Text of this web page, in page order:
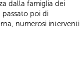
dalla famiglia dei
passato poi di
numerosi interventi